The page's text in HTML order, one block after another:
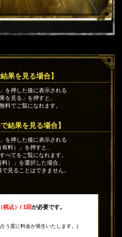
果を見る場合】
を押した後に表示される
を見る」を押すと、
料でご覧になれます。
結果を見る場合】
を押した後に表示される
有料）」を押すと、
べてをご覧になれます。
）」を選択した場合、
見ることはできません。
税込）/ 1回が必要です。
う度に料金が発生いたします。)